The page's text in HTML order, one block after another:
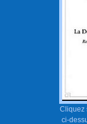
Cliquez
ci-